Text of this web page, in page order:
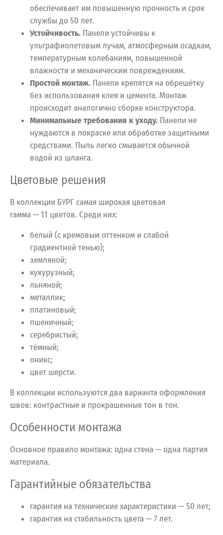
обеспечивает им повышенную прочность и срок
службы до 50 лет.
Устойчивость. Панели устойчивы к
ультрафиолетовым лучам, атмосферным осадкам,
температурным колебаниям, повышенной
влажности и механическим повреждениям.
Простой монтаж. Панели крепятся на обрешётку
без использования клея и цемента. Монтаж
происходит аналогично сборке конструктора.
Минимальные требования к уходу. Панели не
нуждаются в покраске или обработке защитными
средствами. Пыль легко смывается обычной
водой из шланга.
Цветовые решения
В коллекции БУРГ самая широкая цветовая
гамма — 11 цветов. Среди них:
белый (с кремовым оттенком и слабой
градиентной тенью);
земляной;
кукурузный;
льняной;
металлик;
платиновый;
пшеничный;
серебристый;
тёмный;
оникс;
цвет шерсти.
В коллекции используются два варианта оформления
швов: контрастные и прокрашенные тон в тон.
Особенности монтажа
Основное правило монтажа: одна стена — одна партия
материала.
Гарантийные обязательства
гарантия на технические характеристики — 50 лет;
гарантия на стабильность цвета — 7 лет.